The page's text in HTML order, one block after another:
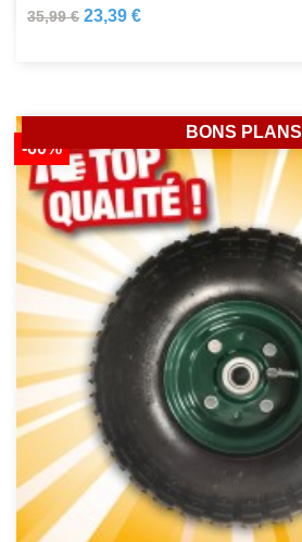
35,99 € 23,39 €
-60%
BONS PLANS